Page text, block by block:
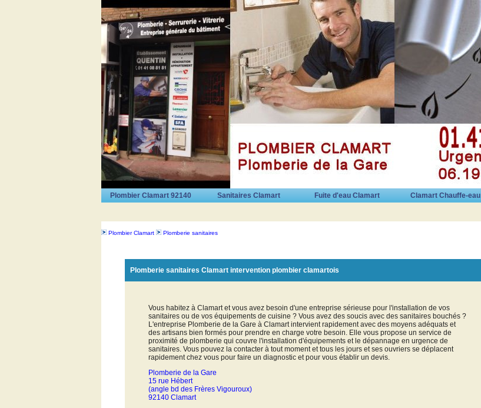
Plombier Clamart Plomberie sanitaires
Plomberie sanitaires Clamart intervention plombier clamartois
Vous habitez à Clamart et vous avez besoin d'une entreprise sérieuse pour l'installation de vos
sanitaires ou de vos équipements de cuisine ? Vous avez des soucis avec des sanitaires bouchés ?
L'entreprise Plomberie de la Gare à Clamart intervient rapidement avec des moyens adéquats et
des artisans bien formés pour prendre en charge votre besoin. Elle vous propose un service de
proximité de plomberie qui couvre l'installation d'équipements et le dépannage en urgence de
sanitaires. Vous pouvez la contacter à tout moment et tous les jours et ses ouvriers se déplacent
rapidement chez vous pour faire un diagnostic et pour vous établir un devis.
Plomberie de la Gare
15 rue Hébert
(angle bd des Frères Vigouroux)
92140 Clamart
Plombier Clamart 92140 Sanitaires Clamart Fuite d'eau Clamart Clamart Chauffe-eau